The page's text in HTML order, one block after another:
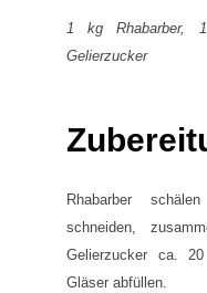
1 kg Rhabarber,
Gelierzucker
Rhabarber
schneiden,
Gelierzucker ca.
Gläser abfüllen.